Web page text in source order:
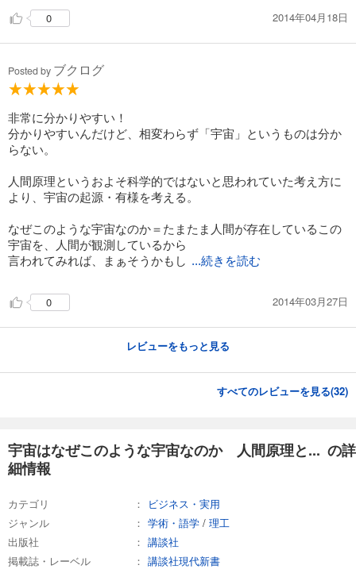
0 2014年04月18日
Posted by ブクログ
非常に分かりやすい！
分かりやすいんだけど、相変わらず「宇宙」というものは分か
らない。
人間原理というおよそ科学的ではないと思われていた考え方に
より、宇宙の起源・有様を考える。
なぜこのような宇宙なのか＝たまたま人間が存在しているこの
宇宙を、人間が観測しているから
言われてみれば、まぁそうかもし ...続きを読む
0 2014年03月27日
レビューをもっと見る
すべてのレビューを見る(32)
宇宙はなぜこのような宇宙なのか 人間原理と... の詳
細情報
カテゴリ
ビジネス・実用
ジャンル
学術・語学 / 理工
出版社
講談社
掲載誌・レーベル
講談社現代新書